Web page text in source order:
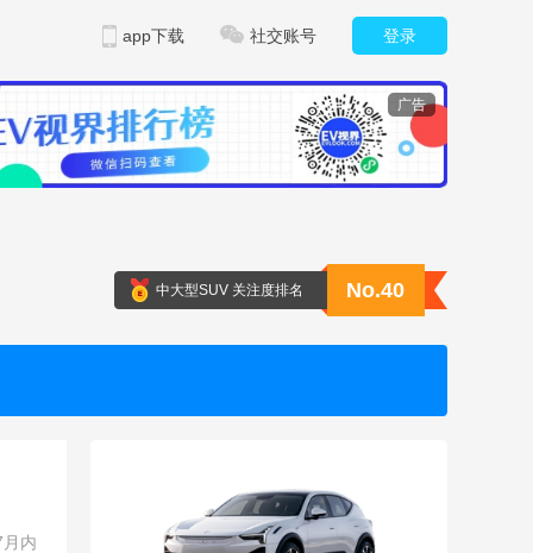
登录
社交账号
app下载
广告
中大型SUV 关注度排名 No.40
内